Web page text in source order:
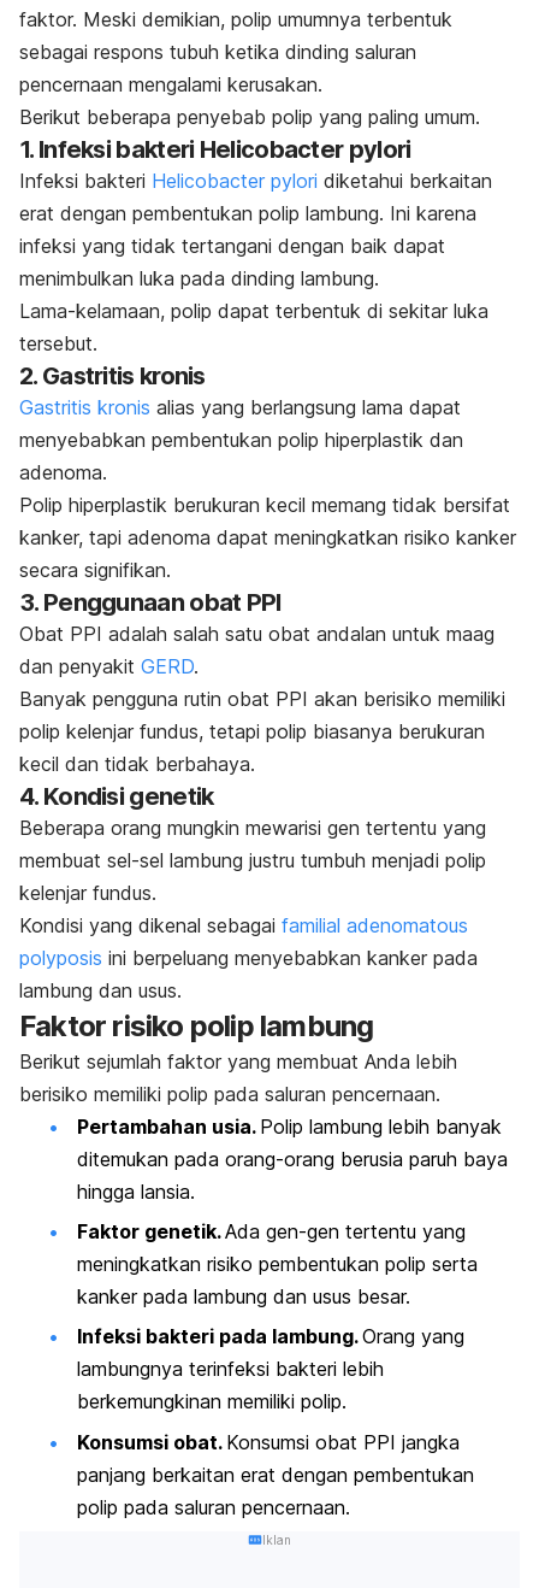
faktor. Meski demikian, polip umumnya terbentuk
sebagai respons tubuh ketika dinding saluran
pencernaan mengalami kerusakan.
Berikut beberapa penyebab polip yang paling umum.
1. Infeksi bakteri Helicobacter pylori
Infeksi bakteri Helicobacter pylori diketahui berkaitan
erat dengan pembentukan polip lambung. Ini karena
infeksi yang tidak tertangani dengan baik dapat
menimbulkan luka pada dinding lambung.
Lama-kelamaan, polip dapat terbentuk di sekitar luka
tersebut.
2. Gastritis kronis
Gastritis kronis alias yang berlangsung lama dapat
menyebabkan pembentukan polip hiperplastik dan
adenoma.
Polip hiperplastik berukuran kecil memang tidak bersifat
kanker, tapi adenoma dapat meningkatkan risiko kanker
secara signifikan.
3. Penggunaan obat PPI
Obat PPI adalah salah satu obat andalan untuk maag
dan penyakit GERD.
Banyak pengguna rutin obat PPI akan berisiko memiliki
polip kelenjar fundus, tetapi polip biasanya berukuran
kecil dan tidak berbahaya.
4. Kondisi genetik
Beberapa orang mungkin mewarisi gen tertentu yang
membuat sel-sel lambung justru tumbuh menjadi polip
kelenjar fundus.
Kondisi yang dikenal sebagai familial adenomatous
polyposis ini berpeluang menyebabkan kanker pada
lambung dan usus.
Faktor risiko polip lambung
Berikut sejumlah faktor yang membuat Anda lebih
berisiko memiliki polip pada saluran pencernaan.
Pertambahan usia. Polip lambung lebih banyak
ditemukan pada orang-orang berusia paruh baya
hingga lansia.
Faktor genetik.Ada gen-gen tertentu yang
meningkatkan risiko pembentukan polip serta
kanker pada lambung dan usus besar.
Infeksi bakteri pada lambung.Orang yang
lambungnya terinfeksi bakteri lebih
berkemungkinan memiliki polip.
Konsumsi obat. Konsumsi obat PPI jangka
panjang berkaitan erat dengan pembentukan
polip pada saluran pencernaan.
Iklan